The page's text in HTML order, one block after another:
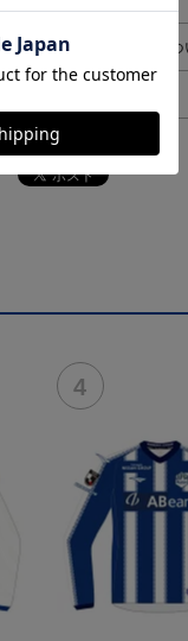
ギフト対応につ